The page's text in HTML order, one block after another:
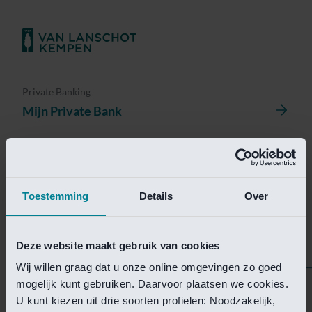
Toestemming Details Over
Deze website maakt gebruik van cookies
Wij willen graag dat u onze online omgevingen zo goed
mogelijk kunt gebruiken. Daarvoor plaatsen we cookies.
U kunt kiezen uit drie soorten profielen: Noodzakelijk,
Private Banking
Mijn Private Bank
Helaas is deze pagina